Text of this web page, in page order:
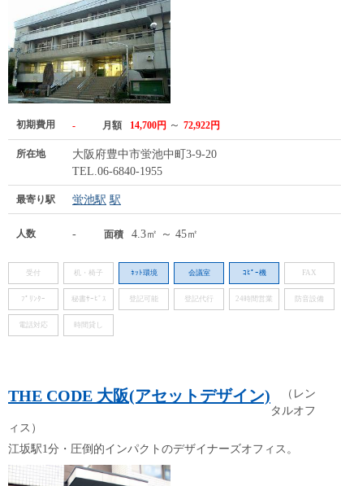
初期費用 - 月額 14,700円 ～ 72,922円
所在地
大阪府豊中市蛍池中町3-9-20
TEL.06-6840-1955
最寄り駅 蛍池駅 駅
人数 - 面積 4.3㎡ ～ 45㎡
受付 机・椅子 ﾈｯﾄ環境 会議室 ｺﾋﾟｰ機 FAX
ﾌﾟﾘﾝﾀｰ 秘書ｻｰﾋﾞｽ 登記可能 登記代行 24時間営業 防音設備
電話対応 時間貸し
THE CODE 大阪(アセットデザイン) （レン
タルオフ
ィス）
江坂駅1分・圧倒的インパクトのデザイナーズオフィス。